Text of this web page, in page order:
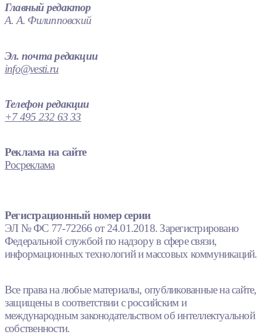
Главный редактор
А. А. Филипповский
Эл. почта редакции
info@vesti.ru
Телефон редакции
+7 495 232 63 33
Реклама на сайте
Росреклама
Регистрационный номер серии
ЭЛ № ФС 77-72266 от 24.01.2018. Зарегистрировано
Федеральной службой по надзору в сфере связи,
информационных технологий и массовых коммуникаций.
Все права на любые материалы, опубликованные на сайте,
защищены в соответствии с российским и
международным законодательством об интеллектуальной
собственности.